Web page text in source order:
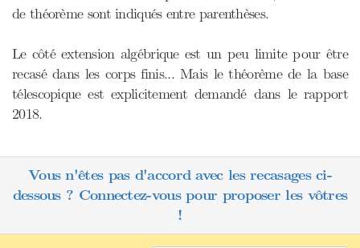
de théorème sont indiqués entre parenthèses.
Le côté extension algébrique est un peu limite pour être
recasé dans les corps finis... Mais le théorème de la base
télescopique est explicitement demandé dans le rapport
2018.
Vous n'êtes pas d'accord avec les recasages ci-
dessous ? Connectez-vous pour proposer les vôtres
!